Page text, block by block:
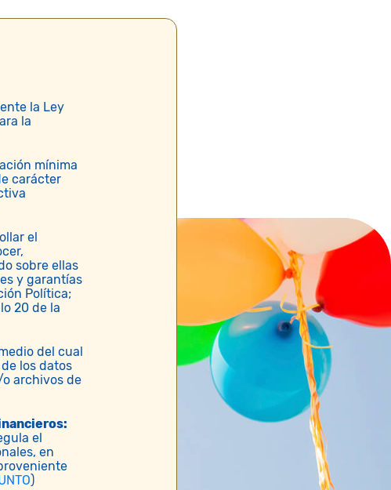
la Ley
la
mínima
carácter
el
sobre ellas
y garantías
Política;
20 de la
del cual
los datos
archivos de
el
en
)